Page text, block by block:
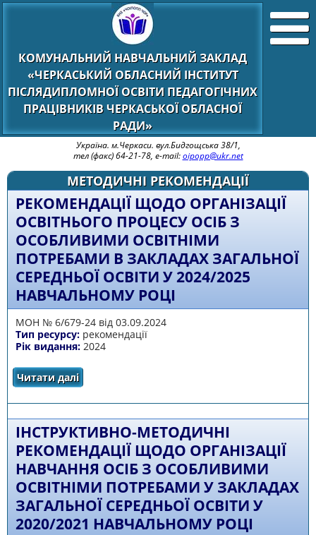
КОМУНАЛЬНИЙ НАВЧАЛЬНИЙ ЗАКЛАД
«ЧЕРКАСЬКИЙ ОБЛАСНИЙ ІНСТИТУТ
ПІСЛЯДИПЛОМНОЇ ОСВІТИ ПЕДАГОГІЧНИХ
ПРАЦІВНИКІВ ЧЕРКАСЬКОЇ ОБЛАСНОЇ
РАДИ»
Україна. м.Черкаси. вул.Бидгощська 38/1,
тел (факс) 64-21-78, e-mail:oipopp@ukr.net
МЕТОДИЧНІ РЕКОМЕНДАЦІЇ
РЕКОМЕНДАЦІЇ ЩОДО ОРГАНІЗАЦІЇ
ОСВІТНЬОГО ПРОЦЕСУ ОСІБ З
ОСОБЛИВИМИ ОСВІТНІМИ
ПОТРЕБАМИ В ЗАКЛАДАХ ЗАГАЛЬНОЇ
СЕРЕДНЬОЇ ОСВІТИ У 2024/2025
НАВЧАЛЬНОМУ РОЦІ
МОН № 6/679-24 від 03.09.2024
Тип ресурсу: рекомендації
Рік видання: 2024
Читати далі
освітніми потребами в закладах загальної
році
ІНСТРУКТИВНО-МЕТОДИЧНІ
РЕКОМЕНДАЦІЇ ЩОДО ОРГАНІЗАЦІЇ
НАВЧАННЯ ОСІБ З ОСОБЛИВИМИ
ОСВІТНІМИ ПОТРЕБАМИ У ЗАКЛАДАХ
ЗАГАЛЬНОЇ СЕРЕДНЬОЇ ОСВІТИ У
2020/2021 НАВЧАЛЬНОМУ РОЦІ